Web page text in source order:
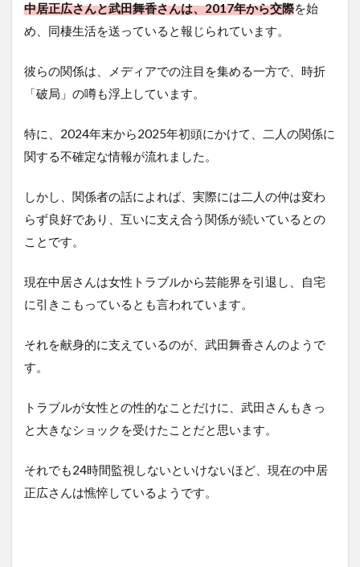
中居正広さんと武田舞香さんは、2017年から交際を始
め、同棲生活を送っていると報じられています。
彼らの関係は、メディアでの注目を集める一方で、時折
「破局」の噂も浮上しています。
特に、2024年末から2025年初頭にかけて、二人の関係に
関する不確定な情報が流れました。
しかし、関係者の話によれば、実際には二人の仲は変わ
らず良好であり、互いに支え合う関係が続いているとの
ことです。
現在中居さんは女性トラブルから芸能界を引退し、自宅
に引きこもっているとも言われています。
それを献身的に支えているのが、武田舞香さんのようで
す。
トラブルが女性との性的なことだけに、武田さんもきっ
と大きなショックを受けたことだと思います。
それでも24時間監視しないといけないほど、現在の中居
正広さんは憔悴しているようです。